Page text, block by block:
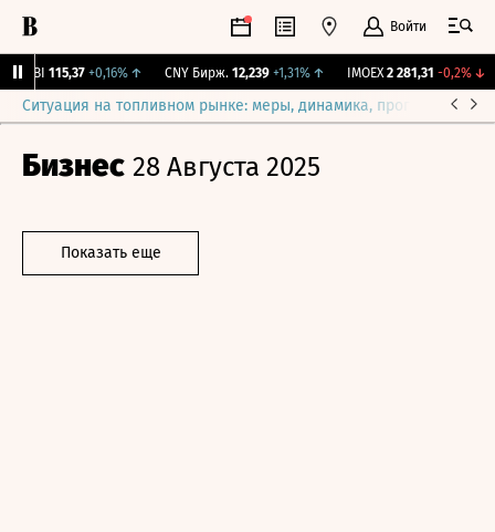
Войти
115,37 +0,16%↑ CNY Бирж. 12,239 +1,31% ↑ IMOEX 2 281,31 -0,2%↓
Ситуация на топливном рынке: меры, динамика, прогнозы
Бизнес 28 Августа 2025
Показать еще